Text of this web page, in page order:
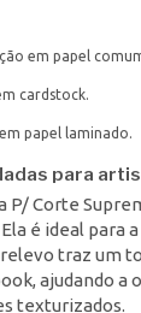
em papel
cardstock.
papel laminado.
para
P/ Corte
é ideal para
traz um
ajudando a
texturizados.